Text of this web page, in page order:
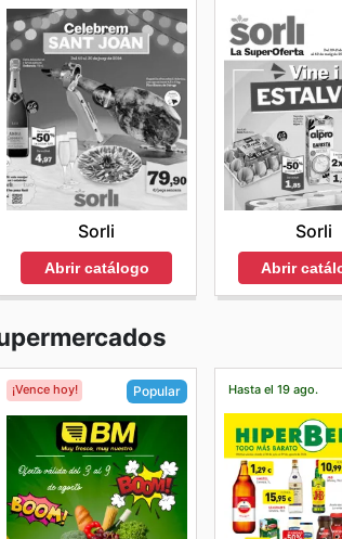
Sorli
Abrir catálogo
Sorli
Abrir
¡Vence hoy! Popular Hasta el 19 ago.